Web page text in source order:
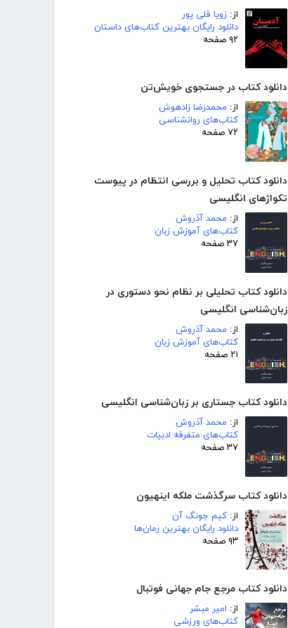
از: زویا قلی پور
دانلود رایگان بهترین کتاب‌های داستان
۹۲ صفحه
دانلود کتاب در جستجوی خویش‌تن
از: محمدرضا زادهوش
کتاب‌های روانشناسی
۷۲ صفحه
دانلود کتاب تحلیل و بررسی انتظام در پیوست
تکواژهای انگلیسی
از: محمد آذروش
کتاب‌های آموزش زبان
۳۷ صفحه
دانلود کتاب تحلیلی بر نظام نحو دستوری در
زبان‌شناسی انگلیسی
از: محمد آذروش
کتاب‌های آموزش زبان
۲۱ صفحه
دانلود کتاب جستاری بر زبان‌شناسی انگلیسی
از: محمد آذروش
کتاب‌های متفرقه ادبیات
۳۷ صفحه
دانلود کتاب سرگذشت ملکه اینهیون
از: کیم جونگ آن
دانلود رایگان بهترین رمان‌ها
۹۳ صفحه
دانلود کتاب مرجع جام جهانی فوتبال
از: امیر مبشر
کتاب‌های ورزشی